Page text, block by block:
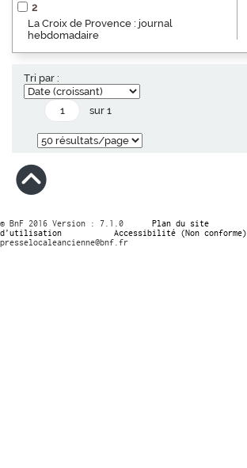
2
La Croix de Provence : journal
hebdomadaire
Tri par :
sur 1
© BnF 2016 Version : 7.1.0 Plan du site
d’utilisation
Accessibilité (Non conforme)
presselocaleancienne@bnf.fr